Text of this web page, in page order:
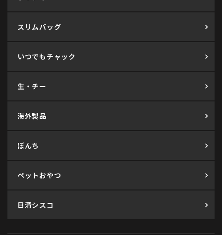
スリムバッグ
いつでもチャック
生・チー
海外製品
ぼんち
ペットおやつ
日清シスコ